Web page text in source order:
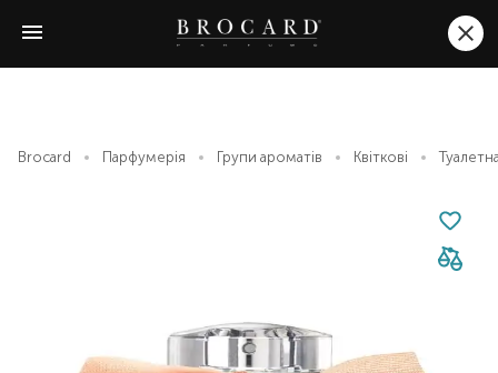
Brocard Парфумерія Групи ароматів Квіткові